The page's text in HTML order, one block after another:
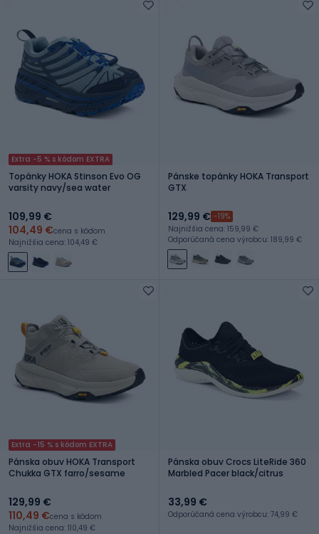
Extra -5 % s kódom EXTRA
Topánky HOKA Stinson Evo OG
varsity navy/sea water
109,99 €
104,49 €cena s kódom
Najnižšia cena: 104,49 €
Pánske topánky HOKA Transport
GTX
129,99 € -19%
Najnižšia cena: 159,99 €
Odporúčaná cena výrobcu: 189,99 €
Extra -15 % s kódom EXTRA
Pánska obuv HOKA Transport
Chukka GTX farro/sesame
129,99 €
110,49 €cena s kódom
Najnižšia cena: 110,49 €
Pánska obuv Crocs LiteRide 360
Marbled Pacer black/citrus
33,99 €
Odporúčaná cena výrobcu: 74,99 €